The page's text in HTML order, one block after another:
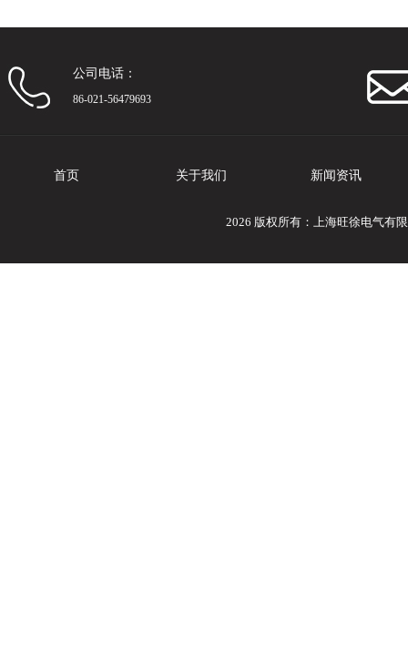
公司电话：
86-021-56479693
首页 关于我们 新闻资讯
2026 版权所有：上海旺徐电气有